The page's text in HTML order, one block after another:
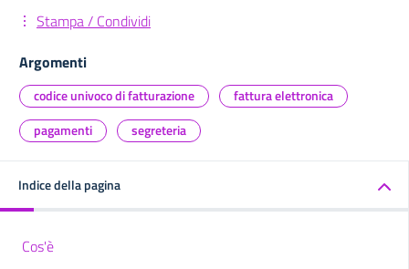
Stampa / Condividi
Argomenti
codice univoco di fatturazione
fattura elettronica
pagamenti
segreteria
Indice della pagina
Cos'è